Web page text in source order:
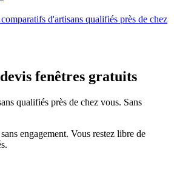
d'artisans qualifiés près de chez
fenêtres gratuits
qualifiés près de chez vous. Sans
engagement. Vous restez libre de